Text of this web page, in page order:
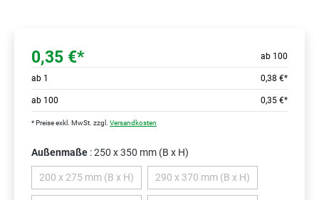
0,35 €* ab 100
ab 1 0,38 €*
ab 100 0,35 €*
* Preise exkl. MwSt. zzgl. Versandkosten
Außenmaße : 250 x 350 mm (B x H)
200 x 275 mm (B x H)(Diese Option ist zurzeit nicht verfügbar.)
290 x 370 mm (B x H)(Diese Option ist zurzeit nicht